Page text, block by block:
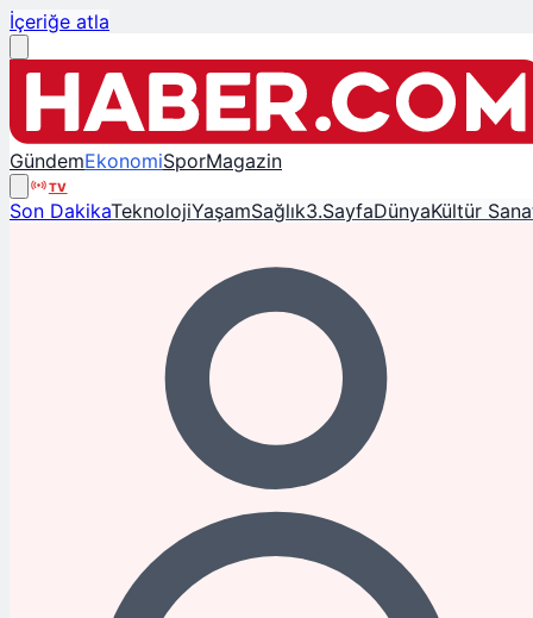
İçeriğe atla
GündemEkonomiSporMagazin
TV
Son DakikaTeknolojiYaşamSağlık3.SayfaDünyaKültür